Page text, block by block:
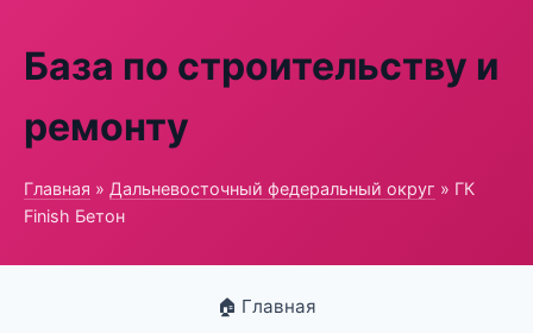
База по строительству и
ремонту
Главная » Дальневосточный федеральный округ » ГК
Finish Бетон
🏠 Главная